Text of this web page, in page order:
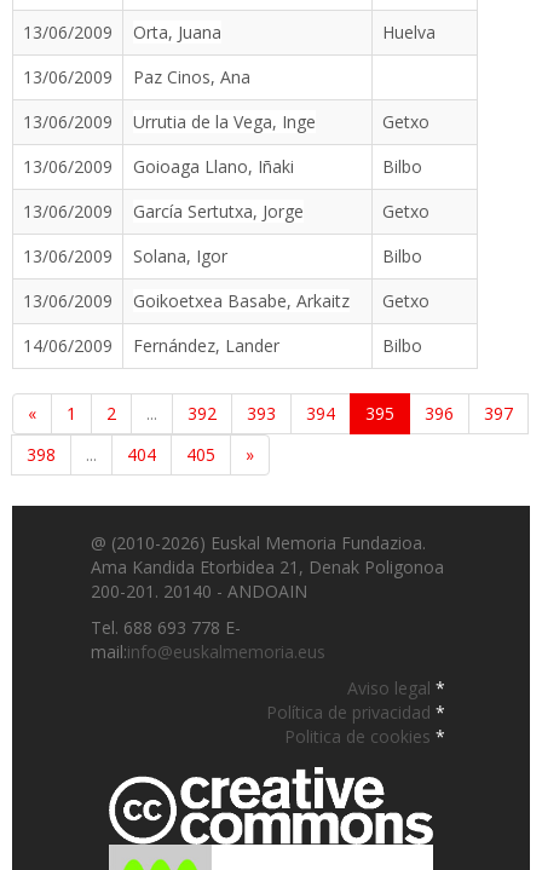
13/06/2009
Orta, Juana
Huelva
13/06/2009
Paz Cinos, Ana
13/06/2009
Urrutia de la Vega, Inge
Getxo
13/06/2009
Goioaga Llano, Iñaki
Bilbo
13/06/2009
García Sertutxa, Jorge
Getxo
13/06/2009
Solana, Igor
Bilbo
13/06/2009
Goikoetxea Basabe, Arkaitz
Getxo
14/06/2009
Fernández, Lander Bilbo
« 1 2 ... 392 393 394 395 396
397
398
... 404 405 »
@ (2010-2026) Euskal Memoria Fundazioa.
Ama Kandida Etorbidea 21, Denak Poligonoa
200-201. 20140 - ANDOAIN
Tel. 688 693 778 E-
mail:info@euskalmemoria.eus
Aviso legal *
Política de privacidad *
Politica de cookies *